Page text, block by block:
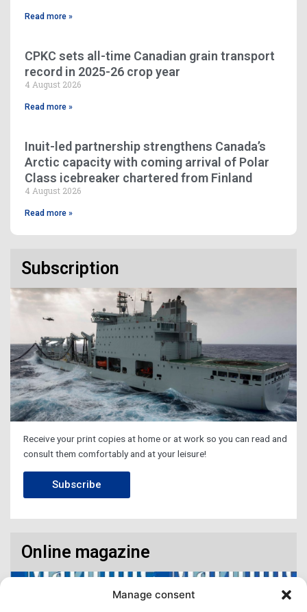
Manage consent
Read more »
CPKC sets all-time Canadian grain transport
record in 2025-26 crop year
4 August 2026
Read more »
Inuit-led partnership strengthens Canada’s
Arctic capacity with coming arrival of Polar
Class icebreaker chartered from Finland
4 August 2026
Read more »
Subscription
Receive your print copies at home or at work so you can read and
consult them comfortably and at your leisure!
Subscribe
Online magazine